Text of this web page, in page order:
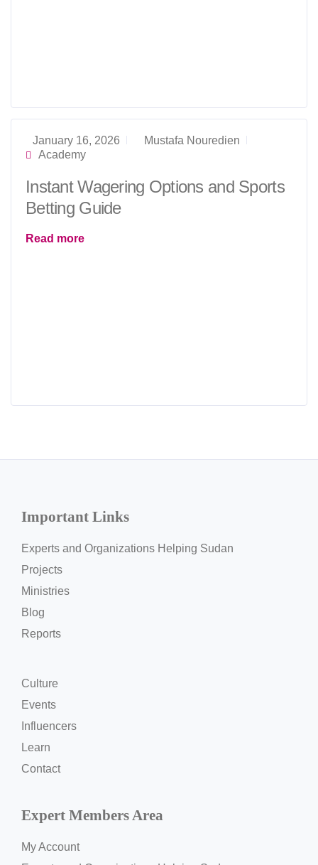
January 16, 2026
Mustafa Nouredien
Academy
Instant Wagering Options and Sports
Betting Guide
Read more
Important Links
Experts and Organizations Helping Sudan
Projects
Ministries
Blog
Reports
Culture
Events
Influencers
Learn
Contact
Expert Members Area
My Account